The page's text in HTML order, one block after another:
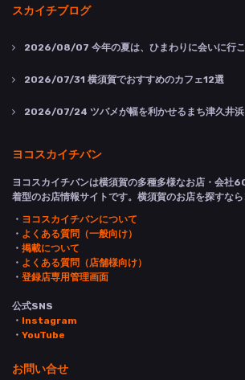
スカイチブログ
2026/08/07 今年の夏は、ひまわりに会いに行こ
2026/07/31 横須賀でおすすめのカフェ12選
2026/07/24 ツバメが幅を利かせるまち津久井浜
ヨコスカイチバン
ヨコスカイチバンは横須賀の多種多様なお店・会社
着型のお店情報サイトです。横須賀のお店を探すなら
・ ヨコスカイチバンについて
・ よくある質問（一般向け）
・ 掲載について
・ よくある質問（店舗様向け）
・ 登録店専用管理画面
公式SNS
・ Instagram
・ YouTube
お問い合せ